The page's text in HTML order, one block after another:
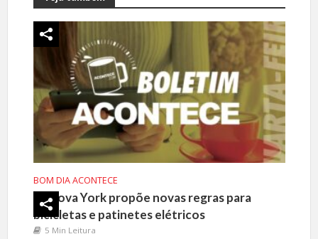
BOM DIA ACONTECE
Nova York propõe novas regras para
bicicletas e patinetes elétricos
5 Min Leitura